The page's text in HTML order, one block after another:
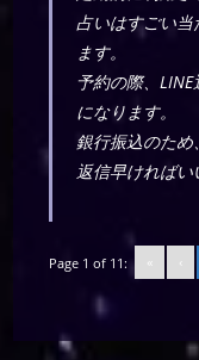
占いはすごい
ます。
予約の際、
になります。
銀行振込のた
返信早ければ
Page 1 of 11: « ‹